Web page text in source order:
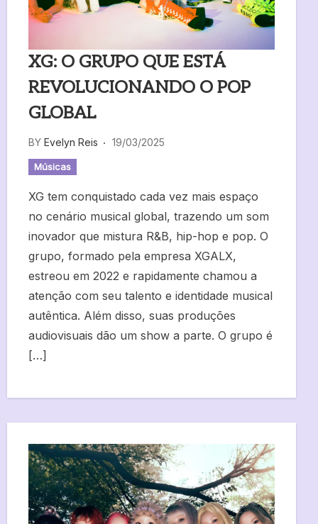
XG: O GRUPO QUE ESTÁ
REVOLUCIONANDO O POP
GLOBAL
BY Evelyn Reis 19/03/2025
Músicas
XG tem conquistado cada vez mais espaço
no cenário musical global, trazendo um som
inovador que mistura R&B, hip-hop e pop. O
grupo, formado pela empresa XGALX,
estreou em 2022 e rapidamente chamou a
atenção com seu talento e identidade musical
autêntica. Além disso, suas produções
audiovisuais dão um show a parte. O grupo é
[…]